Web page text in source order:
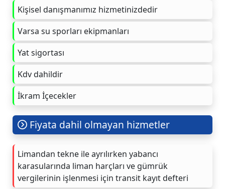
Kişisel danışmanımız hizmetinizdedir
Varsa su sporları ekipmanları
Yat sigortası
Kdv dahildir
İkram İçecekler
Fiyata dahil olmayan hizmetler
Limandan tekne ile ayrılırken yabancı
karasularında liman harçları ve gümrük
vergilerinin işlenmesi için transit kayıt defteri